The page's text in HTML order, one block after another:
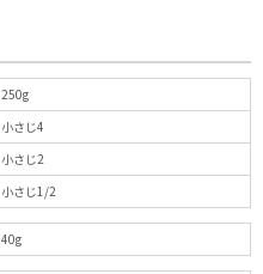
250g
小さじ4
小さじ2
小さじ1/2
40g